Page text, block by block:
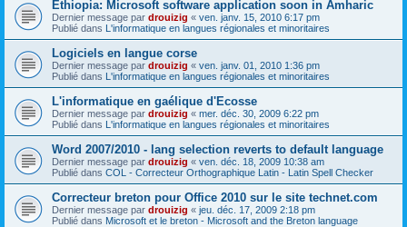
Ethiopia: Microsoft software application soon in Amharic
Dernier message par drouizig « ven. janv. 15, 2010 6:17 pm
Publié dans L'informatique en langues régionales et minoritaires
Logiciels en langue corse
Dernier message par drouizig « ven. janv. 01, 2010 1:36 pm
Publié dans L'informatique en langues régionales et minoritaires
L'informatique en gaélique d'Ecosse
Dernier message par drouizig « mer. déc. 30, 2009 6:22 pm
Publié dans L'informatique en langues régionales et minoritaires
Word 2007/2010 - lang selection reverts to default language
Dernier message par drouizig « ven. déc. 18, 2009 10:38 am
Publié dans COL - Correcteur Orthographique Latin - Latin Spell Checker
Correcteur breton pour Office 2010 sur le site technet.com
Dernier message par drouizig « jeu. déc. 17, 2009 2:18 pm
Publié dans Microsoft et le breton - Microsoft and the Breton language